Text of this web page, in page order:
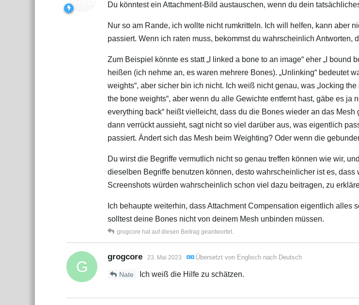
Du könntest ein Attachment-Bild austauschen, wenn du dein
Nur so am Rande, ich wollte nicht rumkritteln. Ich will helfen, kann aber
passiert. Wenn ich raten muss, bekommst du wahrscheinlich Antworten,
Zum Beispiel könnte es statt „I linked a bone to an image“ eher „I bound
heißen (ich nehme an, es waren mehrere Bones). „Unlinking“ bedeutet
weights“, aber sicher bin ich nicht. Ich weiß nicht genau, was „locking
the bone weights“, aber wenn du alle Gewichte entfernt hast, gäbe es ja
everything back“ heißt vielleicht, dass du die Bones wieder an das Mesh
dann verrückt aussieht, sagt nicht so viel darüber aus, was eigentlich
passiert. Ändert sich das Mesh beim Weighting? Oder wenn die
Du wirst die Begriffe vermutlich nicht so genau treffen können wie wir,
dieselben Begriffe benutzen können, desto wahrscheinlicher ist es, dass
Screenshots würden wahrscheinlich schon viel dazu beitragen, zu
Ich behaupte weiterhin, dass Attachment Compensation eigentlich alles
solltest deine Bones nicht von deinem Mesh unbinden müssen.
grogcore hat auf diesen Beitrag geantwortet.
G
grogcore 23. Mai 2023 Übersetzt von Englisch nach Deutsch
Nate
Ich weiß die Hilfe zu schätzen.